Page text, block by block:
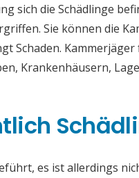
sich die Schädlinge
Sie können die
Schaden.
Krankenhäusern,
es ist allerdings